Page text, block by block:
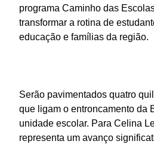
programa Caminho das
transformar a rotina de
educação e famílias da região.
Serão pavimentados quatro
que ligam o entroncamento da
unidade escolar. Para Celina
representa um avanço